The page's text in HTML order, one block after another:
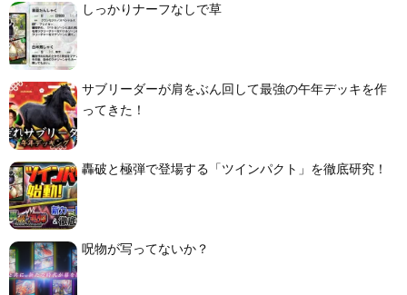
しっかりナーフなしで草
サブリーダーが肩をぶん回して最強の午年デッキを作
ってきた！
轟破と極弾で登場する「ツインパクト」を徹底研究！
呪物が写ってないか？